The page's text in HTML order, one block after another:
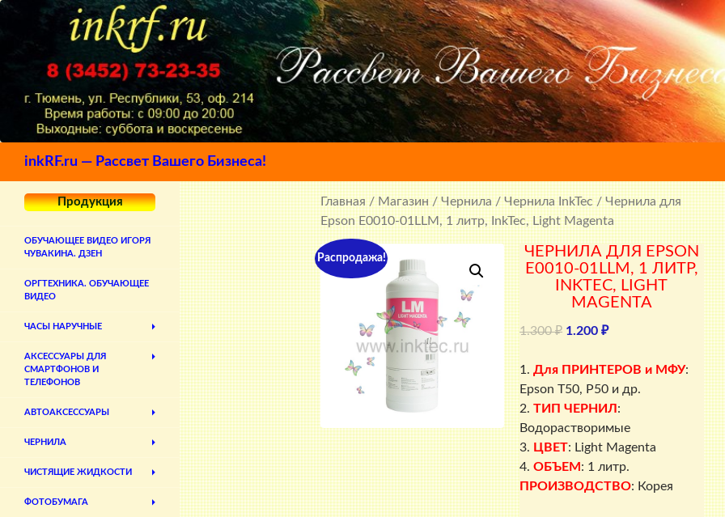
inkRF.ru — Рассвет Вашего Бизнеса!
Главная/Магазин/Чернила/Чернила InkTec/ Чернила для
Epson E0010-01LLM, 1 литр, InkTec, Light Magenta
Распродажа!
ЧЕРНИЛА ДЛЯ EPSON
E0010-01LLM, 1 ЛИТР,
INKTEC, LIGHT
MAGENTA
1.300₽ Первоначальная
составляла
1.300 ₽.
1.200₽Текущая
1.200 ₽.
1.Для ПРИНТЕРОВ и МФУ:
Epson T50, P50 и др.
2.ТИП ЧЕРНИЛ :
Водорастворимые
3. ЦВЕТ: Light Magenta
4. ОБЪЕМ : 1 литр.
ПРОИЗВОДСТВО: Корея
Продукция
ОБУЧАЮЩЕЕ ВИДЕО ИГОРЯ
ЧУВАКИНА. ДЗЕН
ОРГТЕХНИКА. ОБУЧАЮЩЕЕ
ВИДЕО
ЧАСЫ НАРУЧНЫЕ
АКСЕССУАРЫ ДЛЯ
СМАРТФОНОВ И
ТЕЛЕФОНОВ
АВТОАКСЕССУАРЫ
ЧЕРНИЛА
ЧИСТЯЩИЕ ЖИДКОСТИ
ФОТОБУМАГА